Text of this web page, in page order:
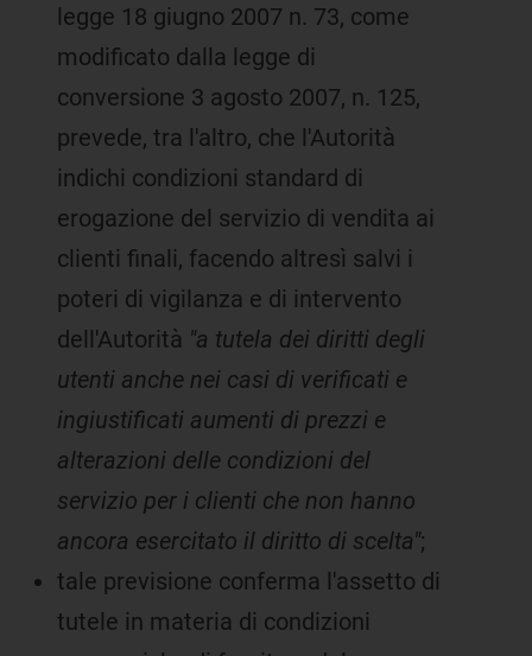
legge 18 giugno 2007 n. 73, come
modificato dalla legge di
conversione 3 agosto 2007, n. 125,
prevede, tra l'altro, che l'Autorità
indichi condizioni standard di
erogazione del servizio di vendita ai
clienti finali, facendo altresì salvi i
poteri di vigilanza e di intervento
dell'Autorità "a tutela dei diritti degli
utenti anche nei casi di verificati e
ingiustificati aumenti di prezzi e
alterazioni delle condizioni del
servizio per i clienti che non hanno
ancora esercitato il diritto di scelta";
tale previsione conferma l'assetto di
tutele in materia di condizioni